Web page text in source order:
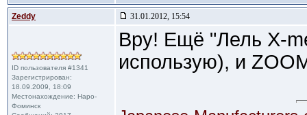
Zeddy 31.01.2012, 15:54
ID пользователя #1341
Зарегистрирован:
18.09.2009, 18:09
Местонахождение: Наро-
Фоминск
Вру! Ещё "Лель Х-
использую), и